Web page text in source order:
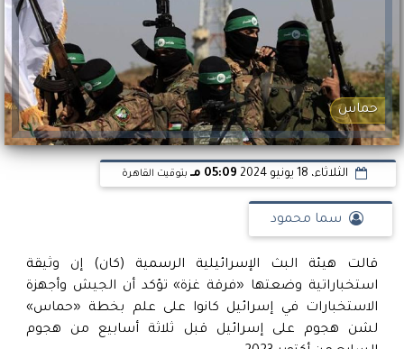
حماس
الثلاثاء، 18 يونيو 2024 05:09 مـ بتوقيت القاهرة
سما محمود
قالت هيئة البث الإسرائيلية الرسمية (كان) إن وثيقة
استخباراتية وضعتها «فرقة غزة» تؤكد أن الجيش وأجهزة
الاستخبارات في إسرائيل كانوا على علم بخطة «حماس»
لشن هجوم على إسرائيل قبل ثلاثة أسابيع من هجوم